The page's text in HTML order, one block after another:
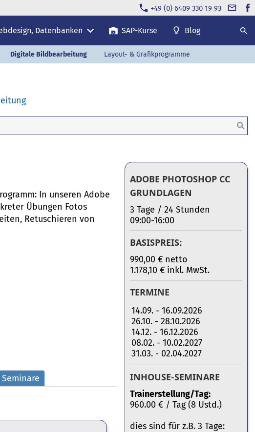
+49 (0) 6409 330 19 93
Datenbanken SAP-Kurse Blog
Digitale Bildbearbeitung Layout- & Grafikprogramme
In unseren Adobe
Übungen Fotos
Retuschieren von
ADOBE PHOTOSHOP CC
GRUNDLAGEN
3 Tage / 24 Stunden
09:00-16:00
BASISPREIS:
990,00 € netto
1.178,10 € inkl. MwSt.
TERMINE
14.09. - 16.09.2026
26.10. - 28.10.2026
14.12. - 16.12.2026
08.02. - 10.02.2027
31.03. - 02.04.2027
INHOUSE-SEMINARE
Trainerstellung/Tag:
960.00 € / Tag (8 Ustd.)
dies sind für z.B. 3 Tage: